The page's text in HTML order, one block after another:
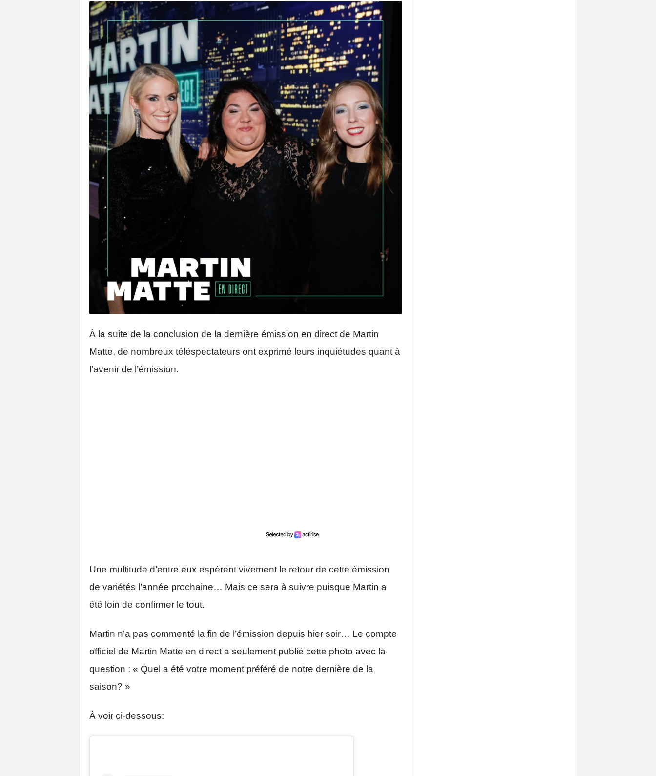
À la suite de la conclusion de la dernière émission en direct de Martin
Matte, de nombreux téléspectateurs ont exprimé leurs inquiétudes quant à
l’avenir de l’émission.
Une multitude d’entre eux espèrent vivement le retour de cette émission
de variétés l’année prochaine… Mais ce sera à suivre puisque Martin a
été loin de confirmer le tout.
Martin n’a pas commenté la fin de l’émission depuis hier soir… Le compte
officiel de Martin Matte en direct a seulement publié cette photo avec la
question : « Quel a été votre moment préféré de notre dernière de la
saison? »
À voir ci-dessous: